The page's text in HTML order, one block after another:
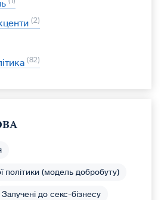
2
82
політики (модель добробуту)
Залучені до секс-бізнесу